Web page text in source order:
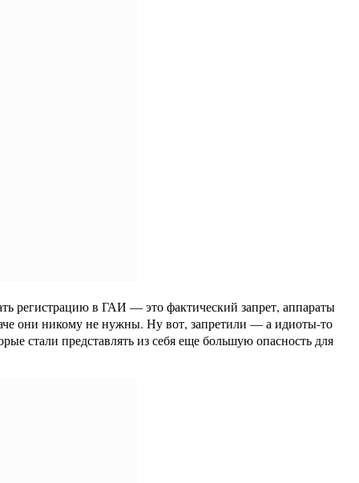
регистрацию в ГАИ — это фактический запрет, аппараты
они никому не нужны. Ну вот, запретили — а идиоты-то
стали представлять из себя еще большую опасность для